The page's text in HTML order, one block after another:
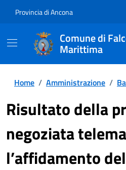
Provincia di Ancona
Comune di
Marittima
Home / Amministrazione /
Risultato della
negoziata
l’affidamento